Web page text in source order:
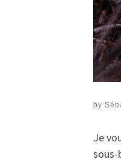
by
Je
sous-